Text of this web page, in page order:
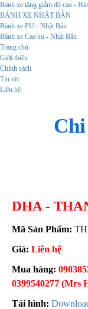
Bánh xe tăng giảm độ cao -
BÁNH XE NHẬT BẢN
Bánh xe PU - Nhật Bản
Bánh xe Cao su - Nhật Bản
Trang chủ
Giới thiệu
Chính sách
Tin tức
Liên hệ
DHA -
Mã Sản Phẩm:
Giá: Liên hệ
Mua hàng:
0399540277 (Mrs
Tải hình: